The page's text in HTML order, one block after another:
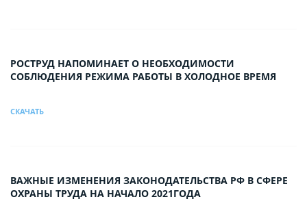
РОСТРУД НАПОМИНАЕТ О НЕОБХОДИМОСТИ
СОБЛЮДЕНИЯ РЕЖИМА РАБОТЫ В ХОЛОДНОЕ ВРЕМЯ
СКАЧАТЬ
ВАЖНЫЕ ИЗМЕНЕНИЯ ЗАКОНОДАТЕЛЬСТВА РФ В СФЕРЕ
ОХРАНЫ ТРУДА НА НАЧАЛО 2021ГОДА